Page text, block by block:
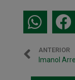
ANTERIOR